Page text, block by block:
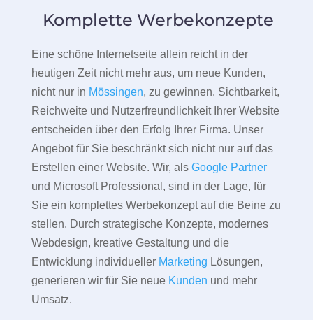
Komplette Werbekonzepte
Eine schöne Internetseite allein reicht in der
heutigen Zeit nicht mehr aus, um neue Kunden,
nicht nur in Mössingen, zu gewinnen. Sichtbarkeit,
Reichweite und Nutzerfreundlichkeit Ihrer Website
entscheiden über den Erfolg Ihrer Firma. Unser
Angebot für Sie beschränkt sich nicht nur auf das
Erstellen einer Website. Wir, als Google Partner
und Microsoft Professional, sind in der Lage, für
Sie ein komplettes Werbekonzept auf die Beine zu
stellen. Durch strategische Konzepte, modernes
Webdesign, kreative Gestaltung und die
Entwicklung individueller Marketing Lösungen,
generieren wir für Sie neue Kunden und mehr
Umsatz.